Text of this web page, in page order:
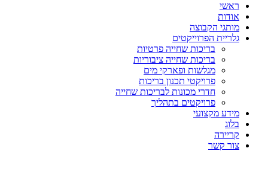
ראשי
אודות
מותגי הקבוצה
גלריית הפרוייקטים
בריכות שחייה פרטיות
בריכות שחייה ציבוריות
מגלשות ופארקי מים
פרויקטי תכנון בריכות
חדרי מכונות לבריכות שחייה
פרויקטים בתהליך
מידע מקצועי
בלוג
קריירה
צור קשר